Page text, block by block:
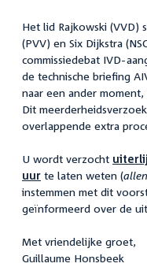
Het lid Rajkowski (VVD)
(PVV) en Six Dijkstra
commissiedebat IVD-
de technische briefing
naar een ander
Dit
overlappende extra
U wordt verzocht
uur te laten weten (
instemmen met dit
geïnformeerd over de
Met vriendelijke groet,
Guillaume Honsbeek